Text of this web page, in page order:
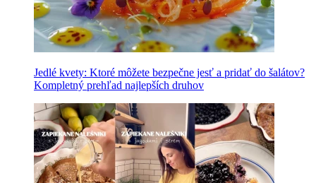
Jedlé kvety: Ktoré môžete bezpečne jesť a pridať do šalátov?
Kompletný prehľad najlepších druhov